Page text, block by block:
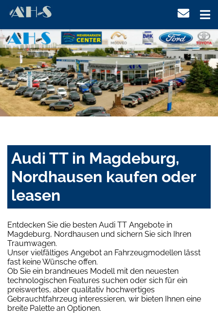
Audi TT in Magdeburg,
Nordhausen kaufen oder
leasen
Entdecken Sie die besten Audi TT Angebote in
Magdeburg, Nordhausen und sichern Sie sich Ihren
Traumwagen.
Unser vielfältiges Angebot an Fahrzeugmodellen lässt
fast keine Wünsche offen.
Ob Sie ein brandneues Modell mit den neuesten
technologischen Features suchen oder sich für ein
preiswertes, aber qualitativ hochwertiges
Gebrauchtfahrzeug interessieren, wir bieten Ihnen eine
breite Palette an Optionen.